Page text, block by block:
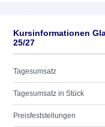
Kursinformationen
25/27
Tagesumsatz
Tagesumsatz in Stück
Preisfeststellungen